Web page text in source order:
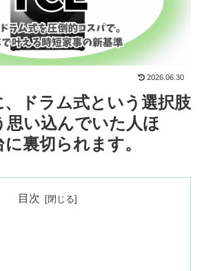
2026.06.30
ドラム式という選択肢
思い込んでいた人ほ
裏切られます。
目次